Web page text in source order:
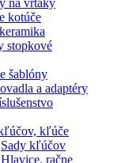
na vrtáky
kotúče
stopkové
šablóny
a adaptéry
kľúče
Sady kľúčov
Hlavice, račne